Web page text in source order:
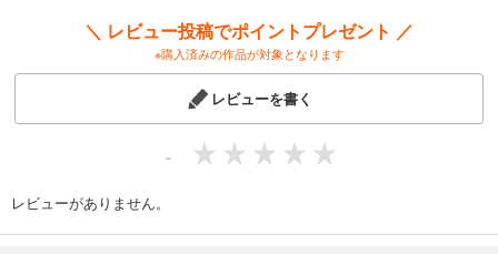
マクロ経済学を身につけ、現実経済を考えるうえで、基礎から応用まで
学べるテキストブックです。
＼ レビュー投稿でポイントプレゼント ／
※購入済みの作品が対象となります
レビューを書く
-
レビューがありません。